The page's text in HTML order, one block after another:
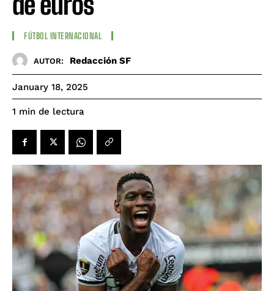
FÚTBOL INTERNACIONAL
AUTOR: Redacción SF
January 18, 2025
1 min de lectura